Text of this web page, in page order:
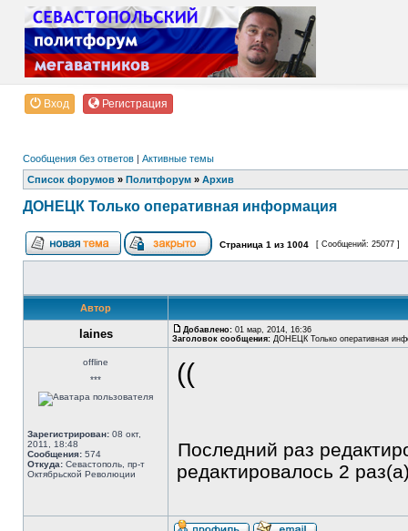
Вход Регистрация
Сообщения без ответов | Активные темы
Список форумов » Политфорум » Архив
ДОНЕЦК Только оперативная информация
Страница 1 из 1004 [ Сообщений: 25077 ]
Автор
laines Добавлено: 01 мар, 2014, 16:36
Заголовок сообщения: ДОНЕЦК Только оперативная
offline
***
Зарегистрирован: 08 окт,
2011, 18:48
Сообщения: 574
Откуда: Севастополь, пр-т
Октябрьской Революции
((
Последний раз
редактировалось 2